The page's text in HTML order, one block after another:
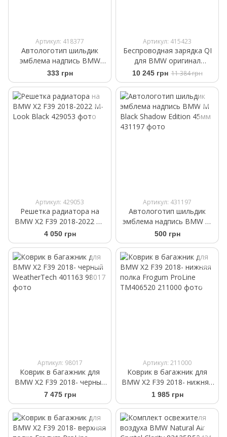
Артикул: 418377
Автологотип шильдик
эмблема надпись BMW
Xdrive Black Shadow Edition
New Style
333 грн
Артикул: 415423
Беспроводная зарядка QI
для BMW оригинал
84102461531
10 245 грн 11 384 грн
Артикул: 429053
Решетка радиатора на
BMW X2 F39 2018-2022 M-
Look Black
4 050 грн
Артикул: 431197
Автологотип шильдик
эмблема надпись BMW M
Black Shadow Edition 45мм
500 грн
Артикул: 98017
Коврик в багажник для
BMW X2 F39 2018- черный
WeatherTech 401163
7 475 грн
Артикул: 211000
Коврик в багажник для
BMW X2 F39 2018- нижняя
полка Frogum ProLine
TM406520
1 985 грн